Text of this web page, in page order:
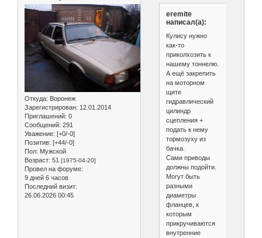
Откуда: Воронеж
Зарегистрирован: 12.01.2014
Приглашений: 0
Сообщений: 291
Уважение: [+0/-0]
Позитив: [+44/-0]
Пол: Мужской
Возраст: 51 [1975-04-20]
Провел на форуме:
9 дней 6 часов
Последний визит:
26.06.2026 00:45
eremite
написал(а):
Кулису нужно
как-то
приколхозить к
нашему тоннелю.
А ещё закрепить
на моторном
щите
гидравлический
цилиндр
сцепления +
подать к нему
тормозуху из
бачка.
Сами приводы
должны подойти.
Могут быть
разными
диаметры
фланцев, к
которым
прикручиваются
внутренние